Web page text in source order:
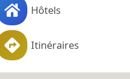
Hôtels
Itinéraires